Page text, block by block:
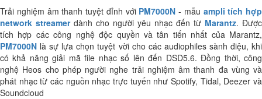
Trải nghiệm âm thanh tuyệt đỉnh với PM7000N - mẫu ampli tích hợp
network streamerdành cho người yêu nhạc đến từ Marantz. Được
tích hợp các công nghệ độc quyền và tân tiến nhất của Marantz,
PM7000N là sự lựa chọn tuyệt vời cho các audiophiles sành điệu, khi
có khả năng giải mã file nhạc số lên đến DSD5.6. Đồng thời, công
nghệ Heos cho phép người nghe trải nghiệm âm thanh đa vùng và
phát nhạc từ các nguồn nhạc trực tuyến như Spotify, Tidal, Deezer và
Soundcloud